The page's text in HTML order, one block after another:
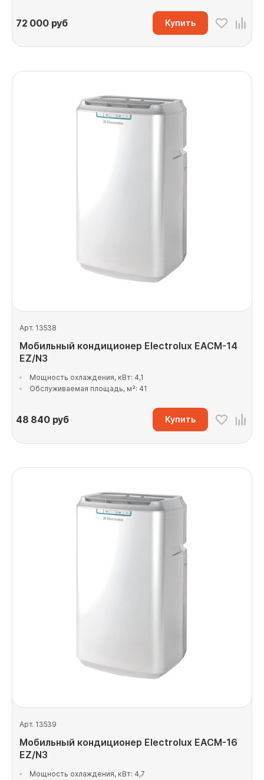
72 000руб Купить
Арт. 13538
Мобильный кондиционер Electrolux EACM-14
EZ/N3
Мощность охлаждения, кВт: 4,1
Обслуживаемая площадь, м²: 41
48 840руб Купить
Арт. 13539
Мобильный кондиционер Electrolux EACM-16
EZ/N3
Мощность охлаждения, кВт: 4,7